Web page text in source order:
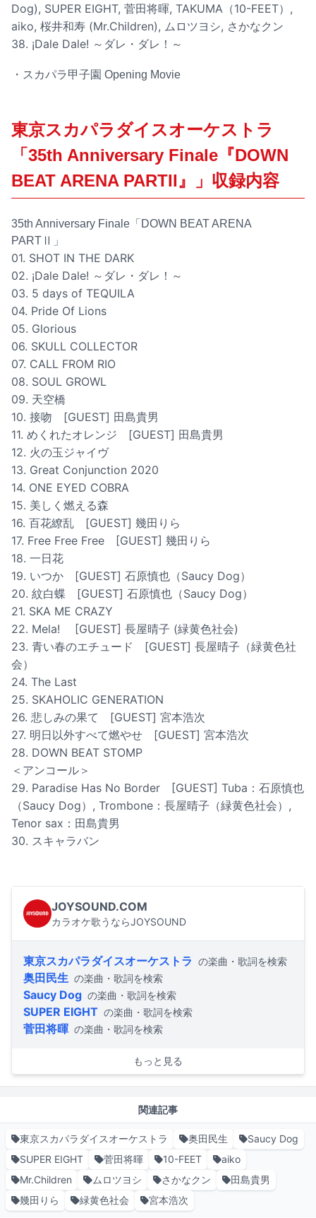
Dog), SUPER EIGHT, 菅田将暉, TAKUMA（10-FEET）,
aiko, 桜井和寿 (Mr.Children), ムロツヨシ, さかなクン
38. ¡Dale Dale! ～ダレ・ダレ！～
・スカパラ甲子園 Opening Movie
東京スカパラダイスオーケストラ
「35th Anniversary Finale『DOWN
BEAT ARENA PARTII』」収録内容
35th Anniversary Finale「DOWN BEAT ARENA
PARTⅡ」
01. SHOT IN THE DARK
02. ¡Dale Dale! ～ダレ・ダレ！～
03. 5 days of TEQUILA
04. Pride Of Lions
05. Glorious
06. SKULL COLLECTOR
07. CALL FROM RIO
08. SOUL GROWL
09. 天空橋
10. 接吻 [GUEST] 田島貴男
11. めくれたオレンジ [GUEST] 田島貴男
12. 火の玉ジャイヴ
13. Great Conjunction 2020
14. ONE EYED COBRA
15. 美しく燃える森
16. 百花繚乱 [GUEST] 幾田りら
17. Free Free Free [GUEST] 幾田りら
18. 一日花
19. いつか [GUEST] 石原慎也（Saucy Dog）
20. 紋白蝶 [GUEST] 石原慎也（Saucy Dog）
21. SKA ME CRAZY
22. Mela! [GUEST] 長屋晴子 (緑黄色社会)
23. 青い春のエチュード [GUEST] 長屋晴子（緑黄色社
会）
24. The Last
25. SKAHOLIC GENERATION
26. 悲しみの果て [GUEST] 宮本浩次
27. 明日以外すべて燃やせ [GUEST] 宮本浩次
28. DOWN BEAT STOMP
＜アンコール＞
29. Paradise Has No Border [GUEST] Tuba：石原慎也
（Saucy Dog）, Trombone：⻑屋晴子（緑黄色社会）,
Tenor sax：田島貴男
30. スキャラバン
JOYSOUND.COM
カラオケ歌うならJOYSOUND
東京スカパラダイスオーケストラ の楽曲・歌詞を検索
奥田民生 の楽曲・歌詞を検索
Saucy Dog の楽曲・歌詞を検索
SUPER EIGHT の楽曲・歌詞を検索
菅田将暉 の楽曲・歌詞を検索
もっと見る
関連記事
東京スカパラダイスオーケストラ 奥田民生
Saucy Dog
SUPER EIGHT
菅田将暉 10-FEET
aiko
Mr.Children
ムロツヨシ さかなクン
田島貴男
幾田りら
緑黄色社会 宮本浩次